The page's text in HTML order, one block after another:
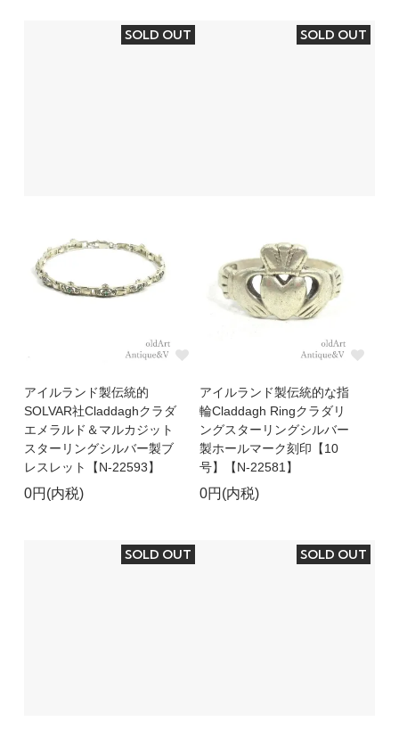
SOLD OUT
アイルランド製伝統的
SOLVAR社Claddaghクラダ
エメラルド＆マルカジット
スターリングシルバー製ブ
レスレット【N-22593】
0円(内税)
SOLD OUT
アイルランド製伝統的な指
輪Claddagh Ringクラダリ
ングスターリングシルバー
製ホールマーク刻印【10
号】【N-22581】
0円(内税)
SOLD OUT SOLD OUT